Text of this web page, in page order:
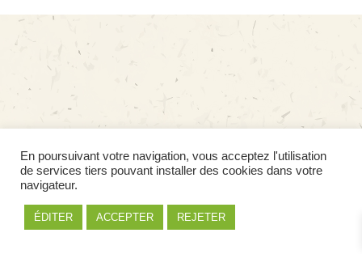
En poursuivant votre navigation, vous acceptez l'utilisation
de services tiers pouvant installer des cookies dans votre
navigateur.
ÉDITER ACCEPTER REJETER